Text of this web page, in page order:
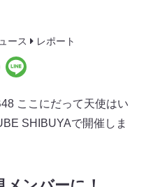
ース レポート
ここにだって天使はい
SHIBUYAで開催しま